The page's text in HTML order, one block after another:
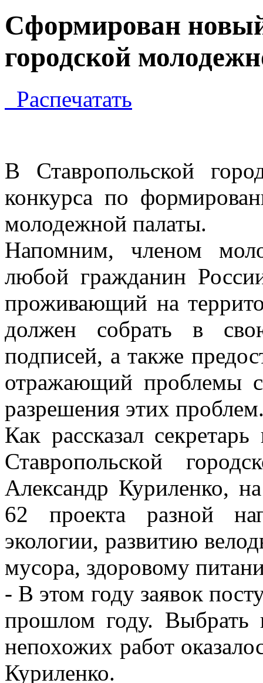
Сформирован
городской
Распечатать
В Ставропольской
конкурса по
молодежной палаты.
Напомним, членом
любой гражданин
проживающий на
должен собрать в
подписей, а также
отражающий проблемы
разрешения этих
Как рассказал
Ставропольской
Александр Куриленко,
62 проекта разной
экологии, развитию
мусора, здоровому
- В этом году заявок
прошлом году. Выбрать
непохожих работ
Куриленко.